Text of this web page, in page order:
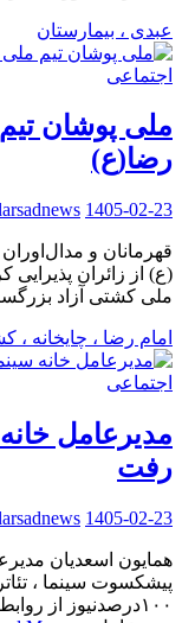
عبدی ، بیمارستان
اجتماعی
ملی پوشان
رضا(ع)
1405-02-23
قهرمانان و
ملی کشتی آزاد
امام رضا ، چایخانه ،
اجتماعی
مدیرعامل
رفت
1405-02-23
همایون اسعدیان
پیشکسوت سینما ،
۱۰۰درصدنیوز از